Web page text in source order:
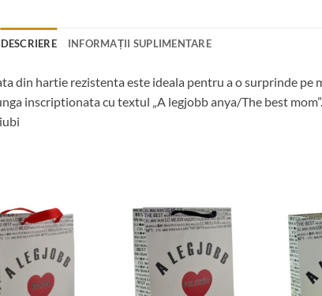
DESCRIERE INFORMAȚII SUPLIMENTARE
din hartie rezistenta este ideala pentru a o surprinde pe
inscriptionata cu textul „A legjobb anya/The best